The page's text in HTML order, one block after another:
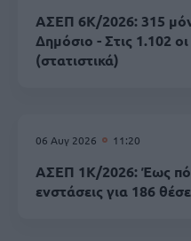
ΑΣΕΠ 6Κ/2026: 315
Δημόσιο - Στις 1.102 οι
(στατιστικά)
06 Αυγ 2026 11:20
ΑΣΕΠ 1Κ/2026: Έως
ενστάσεις για 186